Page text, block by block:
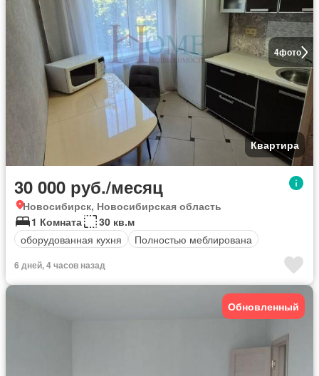
4фото
Квартира
30 000 руб./месяц
Новосибирск, Новосибирская область
1 Комната
30 кв.м
оборудованная кухня
Полностью меблирована
6 дней, 4 часов назад
Обновленный